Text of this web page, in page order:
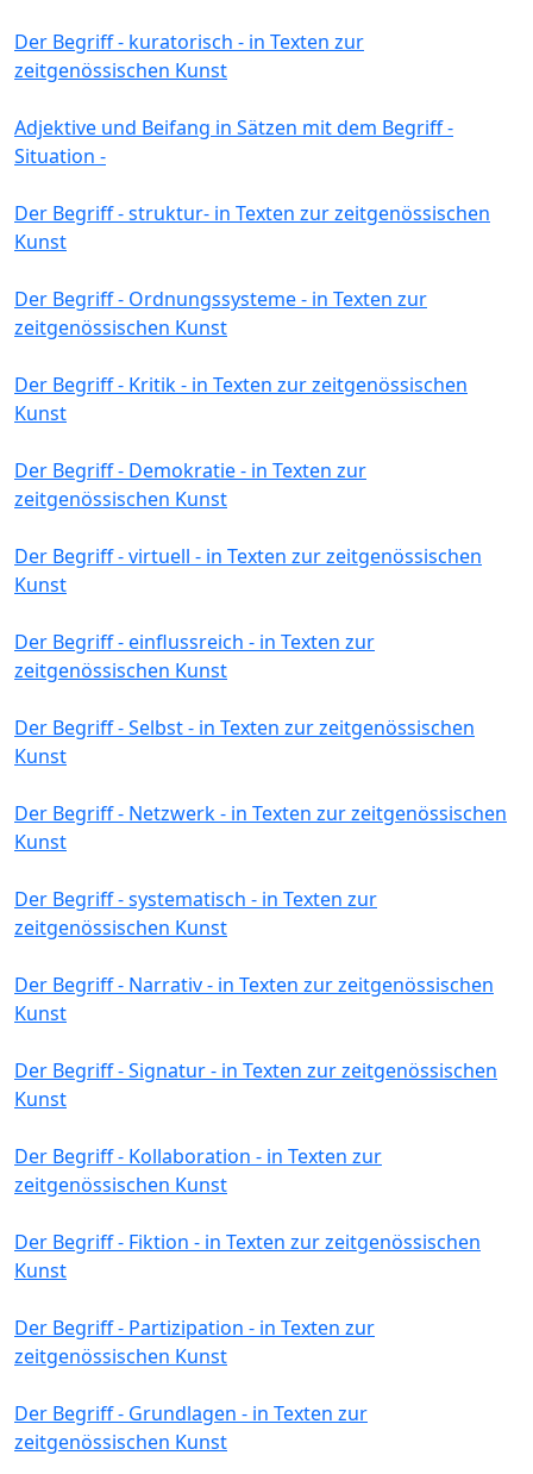
Der Begriff - kuratorisch - in Texten zur
zeitgenössischen Kunst
Adjektive und Beifang in Sätzen mit dem Begriff -
Situation -
Der Begriff - struktur- in Texten zur zeitgenössischen
Kunst
Der Begriff - Ordnungssysteme - in Texten zur
zeitgenössischen Kunst
Der Begriff - Kritik - in Texten zur zeitgenössischen
Kunst
Der Begriff - Demokratie - in Texten zur
zeitgenössischen Kunst
Der Begriff - virtuell - in Texten zur zeitgenössischen
Kunst
Der Begriff - einflussreich - in Texten zur
zeitgenössischen Kunst
Der Begriff - Selbst - in Texten zur zeitgenössischen
Kunst
Der Begriff - Netzwerk - in Texten zur zeitgenössischen
Kunst
Der Begriff - systematisch - in Texten zur
zeitgenössischen Kunst
Der Begriff - Narrativ - in Texten zur zeitgenössischen
Kunst
Der Begriff - Signatur - in Texten zur zeitgenössischen
Kunst
Der Begriff - Kollaboration - in Texten zur
zeitgenössischen Kunst
Der Begriff - Fiktion - in Texten zur zeitgenössischen
Kunst
Der Begriff - Partizipation - in Texten zur
zeitgenössischen Kunst
Der Begriff - Grundlagen - in Texten zur
zeitgenössischen Kunst